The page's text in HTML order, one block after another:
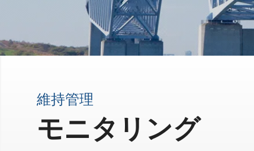
維持管理
モニタリング